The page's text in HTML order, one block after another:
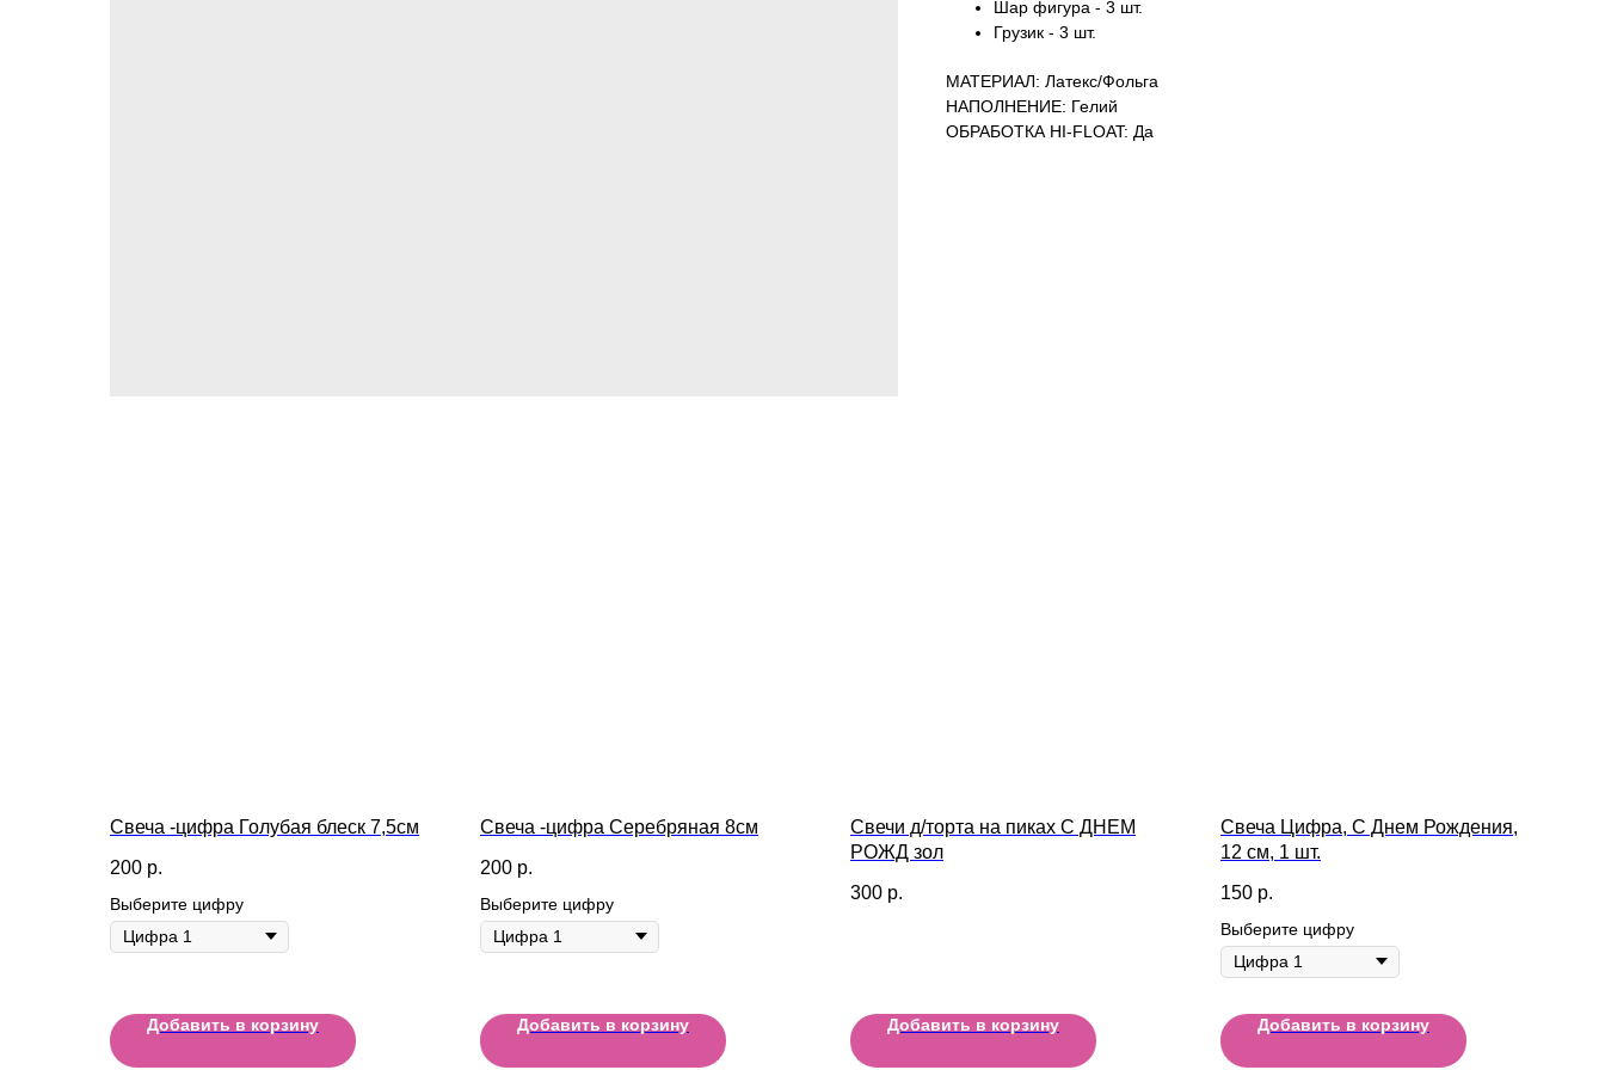
Шар фигура - 3 шт.
Грузик - 3 шт.
МАТЕРИАЛ: Латекс/Фольга
НАПОЛНЕНИЕ: Гелий
ОБРАБОТКА HI-FLOAT: Да
Свеча -цифра Голубая блеск 7,5см
200 р.
Выберите цифру
Добавить в корзину
Свеча -цифра Серебряная 8см
200 р.
Выберите цифру
Добавить в корзину
Свечи д/торта на пиках С ДНЕМ
РОЖД зол
300 р.
Добавить в корзину
Свеча Цифра, С Днем Рождения,
12 см, 1 шт.
150 р.
Выберите цифру
Добавить в корзину